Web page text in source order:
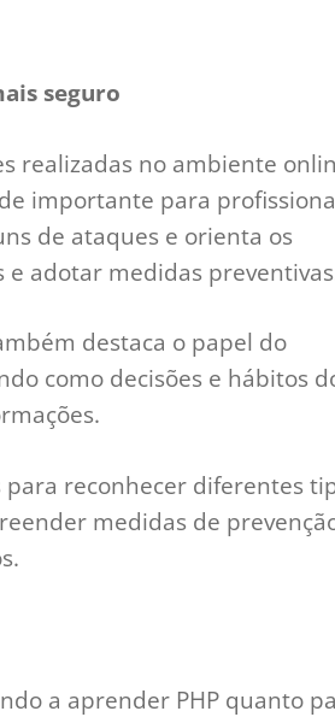
seguro
realizadas no ambiente
importante para
de ataques e orienta os
adotar medidas
destaca o papel do
como decisões e hábitos
reconhecer diferentes
medidas de
a aprender PHP quanto